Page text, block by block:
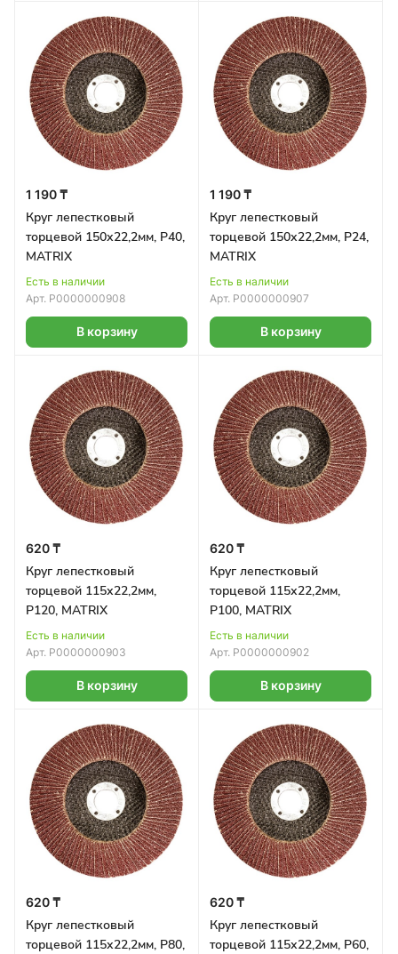
1 190 ₸
Круг лепестковый
торцевой 150х22,2мм, Р40,
MATRIX
Есть в наличии
Арт. Р0000000908
В корзину
1 190 ₸
Круг лепестковый
торцевой 150х22,2мм, Р24,
MATRIX
Есть в наличии
Арт. Р0000000907
В корзину
620 ₸
Круг лепестковый
торцевой 115х22,2мм,
Р120, MATRIX
Есть в наличии
Арт. Р0000000903
В корзину
620 ₸
Круг лепестковый
торцевой 115х22,2мм,
Р100, MATRIX
Есть в наличии
Арт. Р0000000902
В корзину
620 ₸
Круг лепестковый
торцевой 115х22,2мм, Р80,
620 ₸
Круг лепестковый
торцевой 115х22,2мм, Р60,